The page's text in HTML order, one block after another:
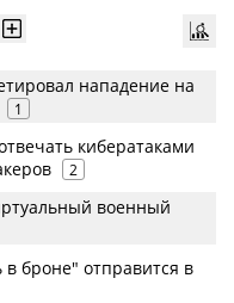
нападение на
1
кибератаками
2
военный
броне" отправится в